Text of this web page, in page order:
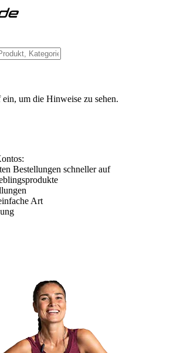
um die Hinweise zu sehen.
Bestellungen schneller auf
Art